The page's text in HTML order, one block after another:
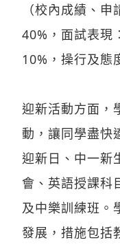
（校內成績、
40%，面試表現
10%，操行及態
迎新活動方面，
動，讓同學盡快
迎新日、中一新
會、英語授課科
及中樂訓練班。
發展，措施包括